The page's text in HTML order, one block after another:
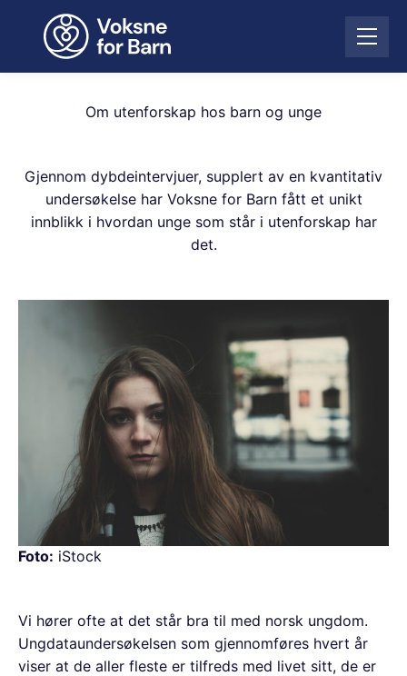
p
Å
y
Om utenforskap hos barn og unge
Gjennom dybdeintervjuer, supplert av en kvantitativ
undersøkelse har Voksne for Barn fått et unikt
innblikk i hvordan unge som står i utenforskap har
det.
Foto: iStock
Vi hører ofte at det står bra til med norsk ungdom.
Ungdataundersøkelsen som gjennomføres hvert år
viser at de aller fleste er tilfreds med livet sitt, de er